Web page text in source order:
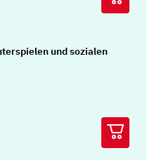
und sozialen